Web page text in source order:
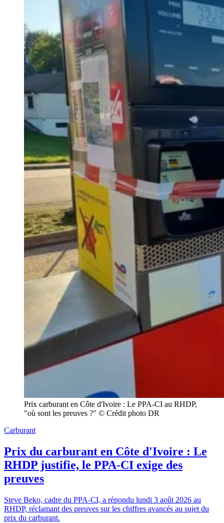
Prix carburant en Côte d'Ivoire : Le PPA-CI au RHDP,
"où sont les preuves ?" © Crédit photo DR
Carburant
Prix du carburant en Côte d'Ivoire : Le
RHDP justifie, le PPA-CI exige des
preuves
Steve Beko, cadre du PPA-CI, a répondu lundi 3 août 2026 au
RHDP, réclamant des preuves sur les chiffres avancés au sujet du
prix du carburant.